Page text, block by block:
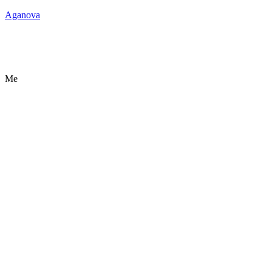
Aganova
Me